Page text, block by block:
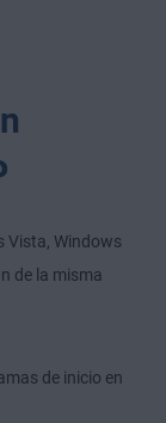
Vista, Windows
de la misma
de inicio en